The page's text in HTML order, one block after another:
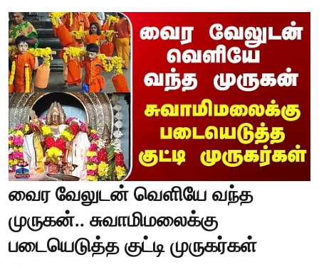
வைர வேலுடன் வெளியே வந்த
முருகன்.. சுவாமிமலைக்கு
படையெடுத்த குட்டி முருகர்கள்